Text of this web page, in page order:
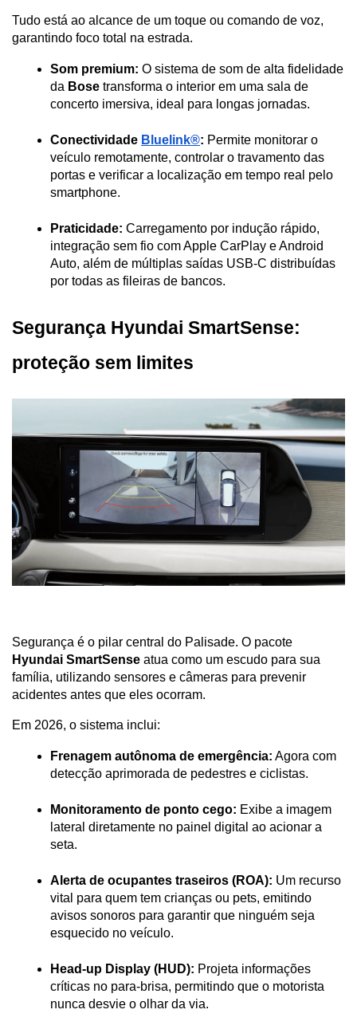
Tudo está ao alcance de um toque ou comando de voz,
garantindo foco total na estrada.
Som premium: O sistema de som de alta fidelidade
da Bose transforma o interior em uma sala de
concerto imersiva, ideal para longas jornadas.
Conectividade Bluelink®: Permite monitorar o
veículo remotamente, controlar o travamento das
portas e verificar a localização em tempo real pelo
smartphone.
Praticidade: Carregamento por indução rápido,
integração sem fio com Apple CarPlay e Android
Auto, além de múltiplas saídas USB-C distribuídas
por todas as fileiras de bancos.
Segurança Hyundai SmartSense:
proteção sem limites
Hyundai SmartSense atua como um escudo para sua
família, utilizando sensores e câmeras para prevenir
acidentes antes que eles ocorram.
Em 2026, o sistema inclui:
Frenagem autônoma de emergência: Agora com
detecção aprimorada de pedestres e ciclistas.
Monitoramento de ponto cego: Exibe a imagem
lateral diretamente no painel digital ao acionar a
seta.
Alerta de ocupantes traseiros (ROA): Um recurso
vital para quem tem crianças ou pets, emitindo
avisos sonoros para garantir que ninguém seja
esquecido no veículo.
Head-up Display (HUD): Projeta informações
críticas no para-brisa, permitindo que o motorista
nunca desvie o olhar da via.